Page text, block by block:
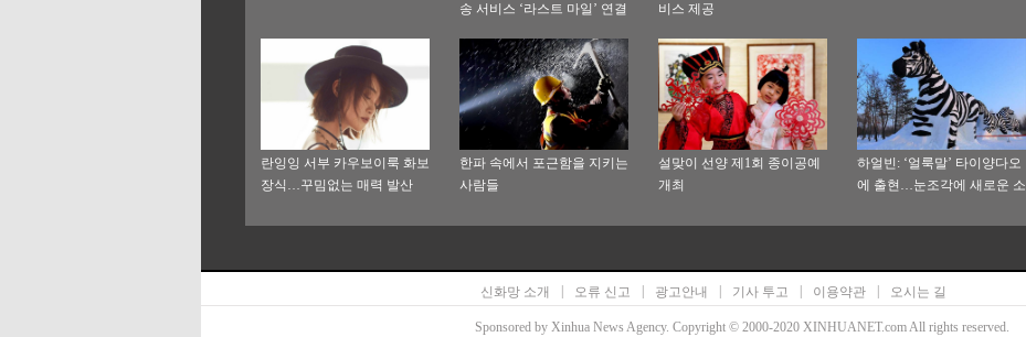
송 서비스 ‘라스트 마일’ 연결
비스 제공
란잉잉 서부 카우보이룩 화보
장식…꾸밈없는 매력 발산
한파 속에서 포근함을 지키는
사람들
설맞이 선양 제1회 종이공예
개최
하얼빈: ‘얼룩말’ 타이양다오
에 출현…눈조각에 새로운 소